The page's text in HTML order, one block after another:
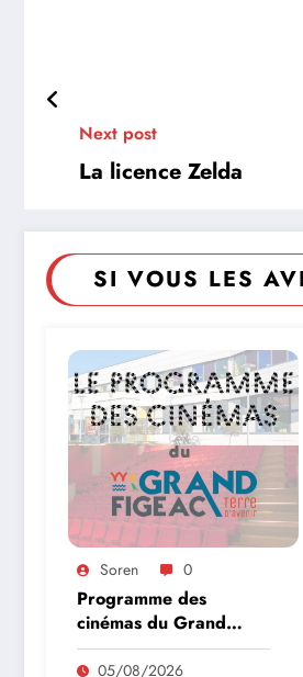
Next post
La licence Zelda
SI VOUS LES
Soren 0
Programme des
cinémas du Grand
Figeac du 5 au 11 août
05/08/2026